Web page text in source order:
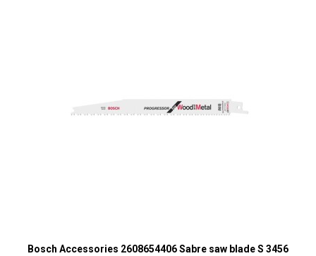
Bosch Accessories 2608654406 Sabre saw blade S 3456